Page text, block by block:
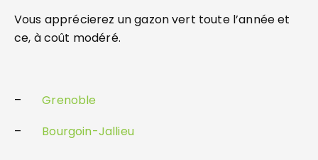
Vous apprécierez un gazon vert toute l’année et
ce, à coût modéré.
–Grenoble
– Bourgoin-Jallieu